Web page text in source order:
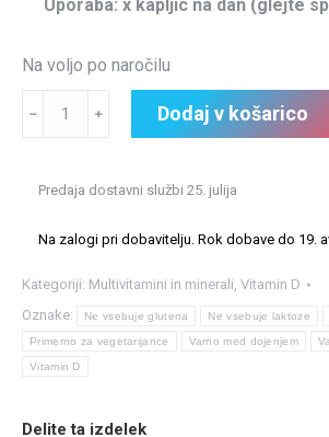
Uporaba: x kapljic na dan (glejte
Na voljo po naročilu
Vitamin
(300ml)
﹣ ﹢ Dodaj v košarico
Predaja dostavni službi 25. julija
Na zalogi pri dobavitelju. Rok dobave do 19.
Kategoriji: Multivitamini in minerali, Vitamin D
Oznake:
Ne vsebuje glutena Ne vsebuje laktoze
Primerno za vegetarijance Varno med dojenjem
Vitamin D
Delite ta izdelek